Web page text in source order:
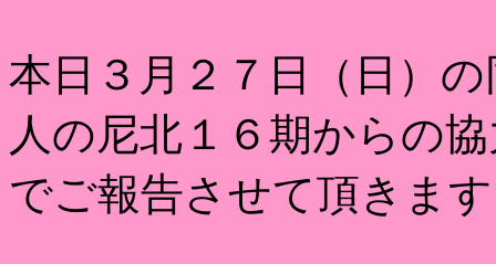
本日３月２７日（日）
人の尼北１６期からの
でご報告させて頂きま